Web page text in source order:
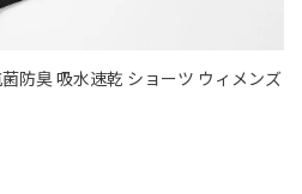
臭 吸水速乾 ショーツ ウィメンズ